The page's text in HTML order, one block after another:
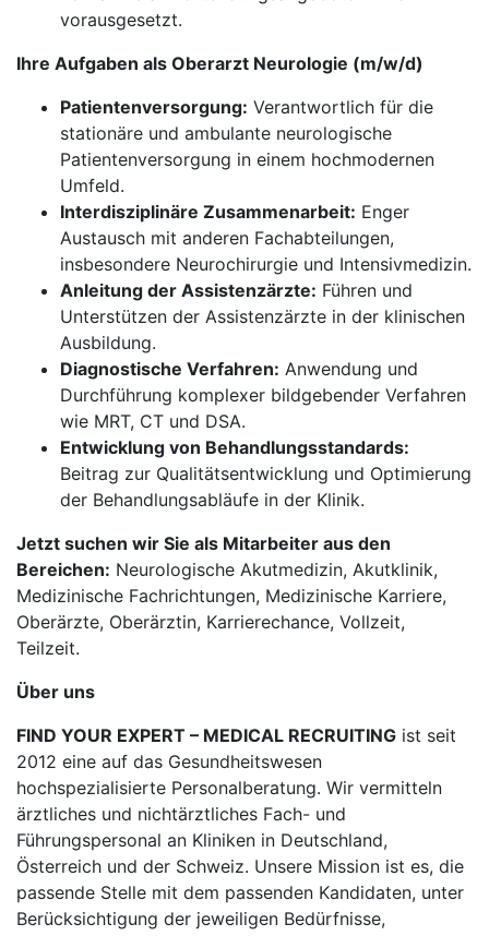
vorausgesetzt.
Ihre Aufgaben als Oberarzt Neurologie (m/w/d)
Patientenversorgung: Verantwortlich für die
stationäre und ambulante neurologische
Patientenversorgung in einem hochmodernen
Umfeld.
Interdisziplinäre Zusammenarbeit: Enger
Austausch mit anderen Fachabteilungen,
insbesondere Neurochirurgie und Intensivmedizin.
Anleitung der Assistenzärzte: Führen und
Unterstützen der Assistenzärzte in der klinischen
Ausbildung.
Diagnostische Verfahren: Anwendung und
Durchführung komplexer bildgebender Verfahren
wie MRT, CT und DSA.
Entwicklung von Behandlungsstandards:
Beitrag zur Qualitätsentwicklung und Optimierung
der Behandlungsabläufe in der Klinik.
Jetzt suchen wir Sie als Mitarbeiter aus den
Bereichen: Neurologische Akutmedizin, Akutklinik,
Medizinische Fachrichtungen, Medizinische Karriere,
Oberärzte, Oberärztin, Karrierechance, Vollzeit,
Teilzeit.
Über uns
FIND YOUR EXPERT – MEDICAL RECRUITING ist seit
2012 eine auf das Gesundheitswesen
hochspezialisierte Personalberatung. Wir vermitteln
ärztliches und nichtärztliches Fach- und
Führungspersonal an Kliniken in Deutschland,
Österreich und der Schweiz. Unsere Mission ist es, die
passende Stelle mit dem passenden Kandidaten, unter
Berücksichtigung der jeweiligen Bedürfnisse,